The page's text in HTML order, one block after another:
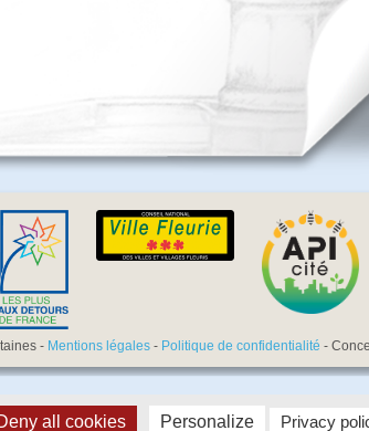
- Mentions légales - Politique de confidentialité -
all cookies Personalize Privacy